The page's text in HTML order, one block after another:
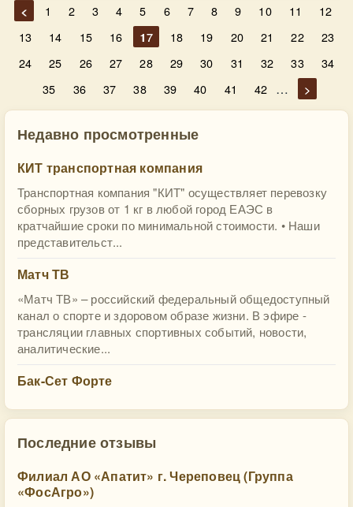
< 1 2 3 4 5 6 7 8 9 10 11
12
13
14 15 16 17 18 19 20 21 22
23
24
25 26 27 28 29 30 31 32 33
34
35
36 37 38 39 40 41 42 … >
Недавно просмотренные
КИТ транспортная компания
Транспортная компания "КИТ" осуществляет перевозку
сборных грузов от 1 кг в любой город ЕАЭС в
кратчайшие сроки по минимальной стоимости. • Наши
представительст...
Матч ТВ
«Матч ТВ» – российский федеральный общедоступный
канал о спорте и здоровом образе жизни. В эфире -
трансляции главных спортивных событий, новости,
аналитические...
Бак-Сет Форте
Последние отзывы
Филиал АО «Апатит» г. Череповец (Группа
«ФосАгро»)